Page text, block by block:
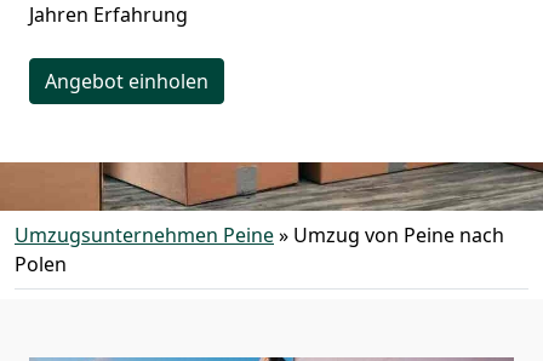
Jahren Erfahrung
Angebot einholen
Umzugsunternehmen Peine» Umzug von Peine nach
Polen